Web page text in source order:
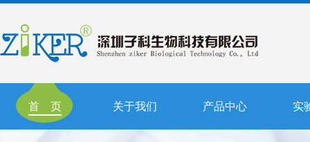
首 页 关于我们 产品中心 实